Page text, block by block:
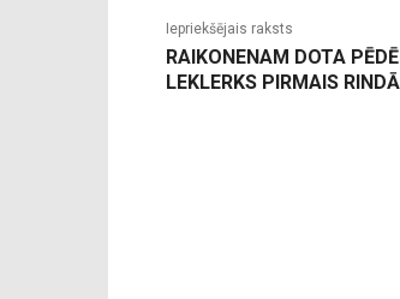
Iepriekšējais raksts
RAIKONENAM DOTA
LEKLERKS PIRMAIS RINDĀ